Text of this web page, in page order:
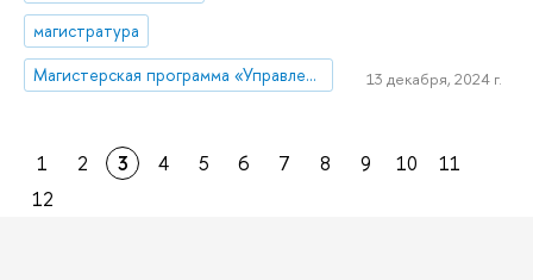
магистратура
Магистерская программа «Управление стратегическими коммуникациями»
13 декабря, 2024 г.
1 2 3 4 5 6 7 8 9 10
11
12